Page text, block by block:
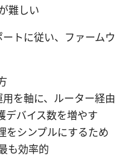
難しい
トに従い、ファームウ
を軸に、ルーター経由
デバイス数を増やす
をシンプルにするため
も効率的